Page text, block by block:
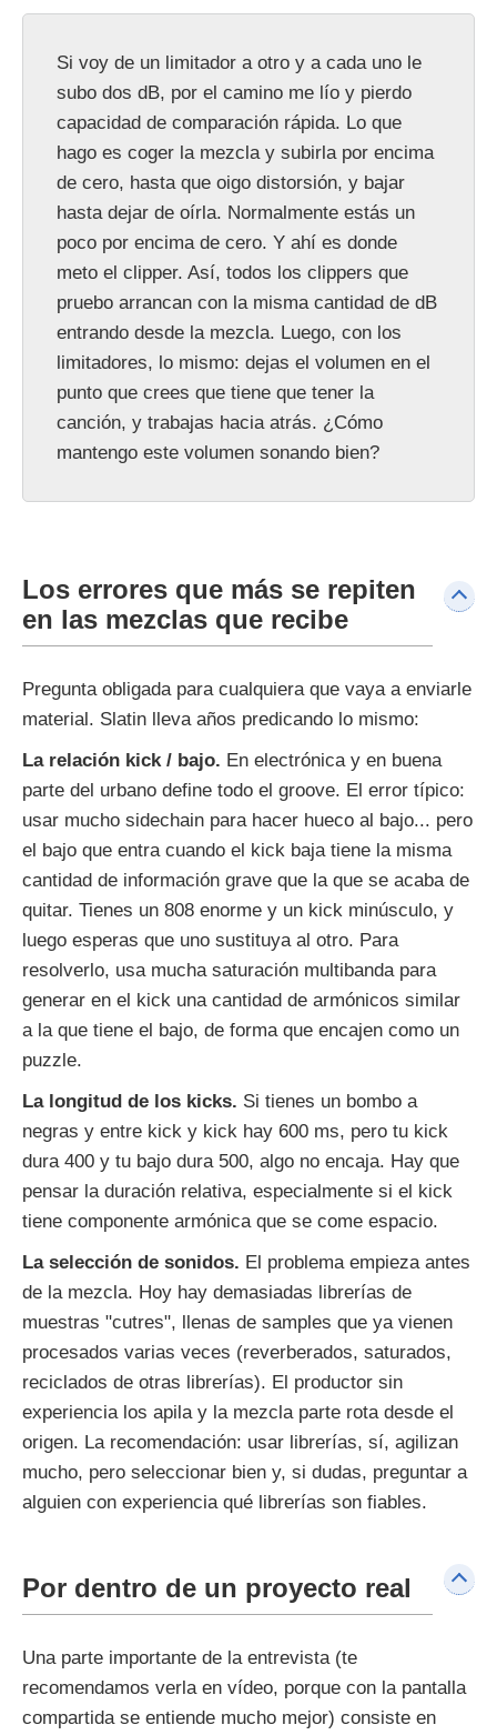
Si voy de un limitador a otro y a cada uno le
subo dos dB, por el camino me lío y pierdo
capacidad de comparación rápida. Lo que
hago es coger la mezcla y subirla por encima
de cero, hasta que oigo distorsión, y bajar
hasta dejar de oírla. Normalmente estás un
poco por encima de cero. Y ahí es donde
meto el clipper. Así, todos los clippers que
pruebo arrancan con la misma cantidad de dB
entrando desde la mezcla. Luego, con los
limitadores, lo mismo: dejas el volumen en el
punto que crees que tiene que tener la
canción, y trabajas hacia atrás. ¿Cómo
mantengo este volumen sonando bien?
Los errores que más se repiten
en las mezclas que recibe
Pregunta obligada para cualquiera que vaya a enviarle
material. Slatin lleva años predicando lo mismo:
La relación kick / bajo. En electrónica y en buena
parte del urbano define todo el groove. El error típico:
usar mucho sidechain para hacer hueco al bajo... pero
el bajo que entra cuando el kick baja tiene la misma
cantidad de información grave que la que se acaba de
quitar. Tienes un 808 enorme y un kick minúsculo, y
luego esperas que uno sustituya al otro. Para
resolverlo, usa mucha saturación multibanda para
generar en el kick una cantidad de armónicos similar
a la que tiene el bajo, de forma que encajen como un
puzzle.
La longitud de los kicks. Si tienes un bombo a
negras y entre kick y kick hay 600 ms, pero tu kick
dura 400 y tu bajo dura 500, algo no encaja. Hay que
pensar la duración relativa, especialmente si el kick
tiene componente armónica que se come espacio.
La selección de sonidos. El problema empieza antes
de la mezcla. Hoy hay demasiadas librerías de
muestras "cutres", llenas de samples que ya vienen
procesados varias veces (reverberados, saturados,
reciclados de otras librerías). El productor sin
experiencia los apila y la mezcla parte rota desde el
origen. La recomendación: usar librerías, sí, agilizan
mucho, pero seleccionar bien y, si dudas, preguntar a
alguien con experiencia qué librerías son fiables.
Por dentro de un proyecto real
Una parte importante de la entrevista (te
recomendamos verla en vídeo, porque con la pantalla
compartida se entiende mucho mejor) consiste en